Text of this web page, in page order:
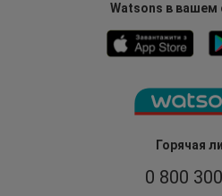
Горячая
0 800
Watsons в вашем